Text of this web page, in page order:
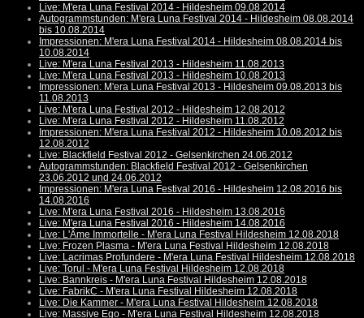
Live: M'era Luna Festival 2014 - Hildesheim 09.08.2014
Autogrammstunden: M'era Luna Festival 2014 - Hildesheim 08.08.2014
bis 10.08.2014
Impressionen: M'era Luna Festival 2014 - Hildesheim 08.08.2014 bis
10.08.2014
Live: M'era Luna Festival 2013 - Hildesheim 11.08.2013
Live: M'era Luna Festival 2013 - Hildesheim 10.08.2013
Impressionen: M'era Luna Festival 2013 - Hildesheim 09.08.2013 bis
11.08.2013
Live: M'era Luna Festival 2012 - Hildesheim 12.08.2012
Live: M'era Luna Festival 2012 - Hildesheim 11.08.2012
Impressionen: M'era Luna Festival 2012 - Hildesheim 10.08.2012 bis
12.08.2012
Live: Blackfield Festival 2012 - Gelsenkirchen 24.06.2012
Autogrammstunden: Blackfield Festival 2012 - Gelsenkirchen
23.06.2012 und 24.06.2012
Impressionen: M'era Luna Festival 2016 - Hildesheim 12.08.2016 bis
14.08.2016
Live: M'era Luna Festival 2016 - Hildesheim 13.08.2016
Live: M'era Luna Festival 2016 - Hildesheim 14.08.2016
Live: L'Âme Immortelle - M'era Luna Festival Hildesheim 12.08.2018
Live: Frozen Plasma - M'era Luna Festival Hildesheim 12.08.2018
Live: Lacrimas Profundere - M'era Luna Festival Hildesheim 12.08.2018
Live: Torul - M'era Luna Festival Hildesheim 12.08.2018
Live: Bannkreis - M'era Luna Festival Hildesheim 12.08.2018
Live: FabrikC - M'era Luna Festival Hildesheim 12.08.2018
Live: Die Kammer - M'era Luna Festival Hildesheim 12.08.2018
Live: Massive Ego - M'era Luna Festival Hildesheim 12.08.2018